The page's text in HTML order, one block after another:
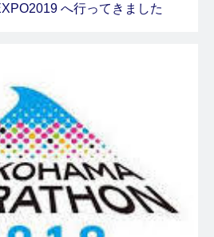
へ行ってきました